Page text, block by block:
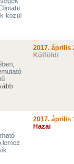
közül
2017. április
Külföldi
lemez
2017. április
Hazai